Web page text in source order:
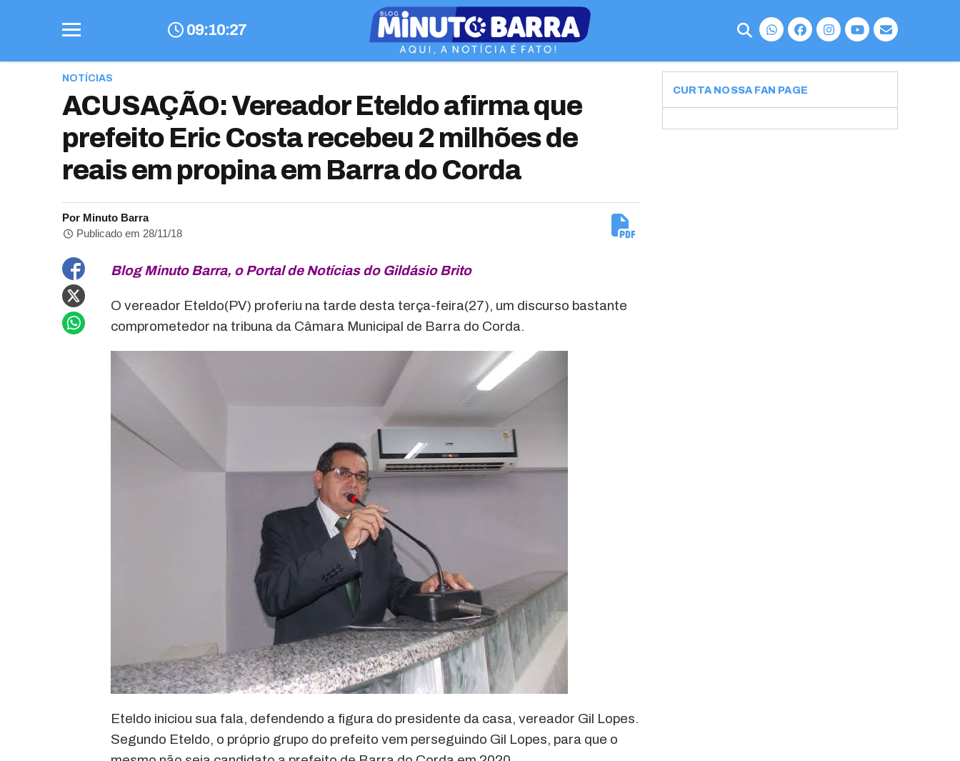
09:10:27
NOTÍCIAS
ACUSAÇÃO: Vereador Eteldo afirma que
prefeito Eric Costa recebeu 2 milhões de
reais em propina em Barra do Corda
Por Minuto Barra
Publicado em 28/11/18
Blog Minuto Barra, o Portal de Notícias do Gildásio Brito
O vereador Eteldo(PV) proferiu na tarde desta terça-feira(27), um discurso bastante
comprometedor na tribuna da Câmara Municipal de Barra do Corda.
Eteldo iniciou sua fala, defendendo a figura do presidente da casa, vereador Gil Lopes.
Segundo Eteldo, o próprio grupo do prefeito vem perseguindo Gil Lopes, para que o
CURTA NOSSA FAN PAGE